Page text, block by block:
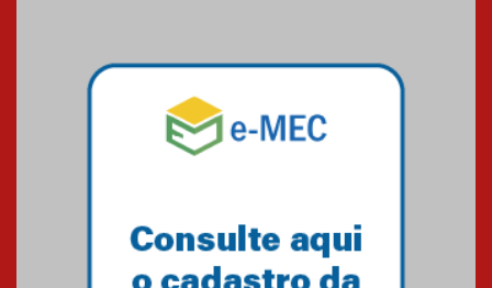
Mackenzie mobiliza campanha
solidária para apoiar famílias em
Minas Gerais
Primeiro culto do ano ressalta o